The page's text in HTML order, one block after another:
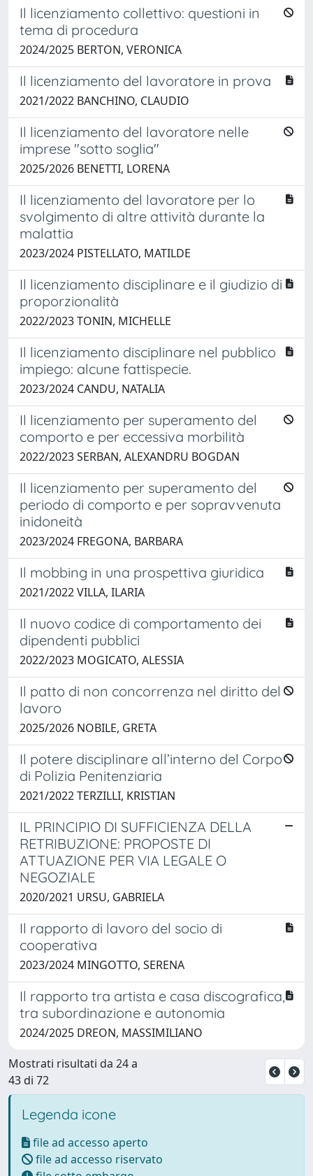
Il licenziamento collettivo: questioni in
tema di procedura
2024/2025 BERTON, VERONICA
Il licenziamento del lavoratore in prova
2021/2022 BANCHINO, CLAUDIO
Il licenziamento del lavoratore nelle
imprese "sotto soglia"
2025/2026 BENETTI, LORENA
Il licenziamento del lavoratore per lo
svolgimento di altre attività durante la
malattia
2023/2024 PISTELLATO, MATILDE
Il licenziamento disciplinare e il giudizio di
proporzionalità
2022/2023 TONIN, MICHELLE
Il licenziamento disciplinare nel pubblico
impiego: alcune fattispecie.
2023/2024 CANDU, NATALIA
Il licenziamento per superamento del
comporto e per eccessiva morbilità
2022/2023 SERBAN, ALEXANDRU BOGDAN
Il licenziamento per superamento del
periodo di comporto e per sopravvenuta
inidoneità
2023/2024 FREGONA, BARBARA
Il mobbing in una prospettiva giuridica
2021/2022 VILLA, ILARIA
Il nuovo codice di comportamento dei
dipendenti pubblici
2022/2023 MOGICATO, ALESSIA
Il patto di non concorrenza nel diritto del
lavoro
2025/2026 NOBILE, GRETA
Il potere disciplinare all’interno del Corpo
di Polizia Penitenziaria
2021/2022 TERZILLI, KRISTIAN
IL PRINCIPIO DI SUFFICIENZA DELLA
RETRIBUZIONE: PROPOSTE DI
ATTUAZIONE PER VIA LEGALE O
NEGOZIALE
2020/2021 URSU, GABRIELA
Il rapporto di lavoro del socio di
cooperativa
2023/2024 MINGOTTO, SERENA
Il rapporto tra artista e casa discografica,
tra subordinazione e autonomia
2024/2025 DREON, MASSIMILIANO
Mostrati risultati da 24 a
43 di 72
Legenda icone
file ad accesso aperto
file ad accesso riservato